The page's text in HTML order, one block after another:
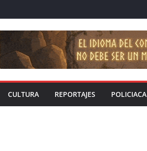
CULTURA REPORTAJES POLICIACA